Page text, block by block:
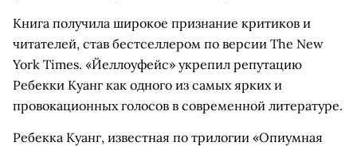
Книга получила широкое признание критиков и
читателей, став бестселлером по версии The New
York Times. «Йеллоуфейс» укрепил репутацию
Ребекки Куанг как одного из самых ярких и
провокационных голосов в современной литературе.
Ребекка Куанг, известная по трилогии «Опиумная